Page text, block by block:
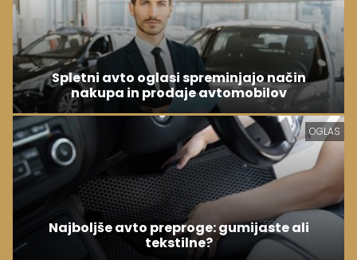
Spletni avto oglasi spreminjajo način
nakupa in prodaje avtomobilov
OGLAS
Najboljše avto preproge: gumijaste ali
tekstilne?